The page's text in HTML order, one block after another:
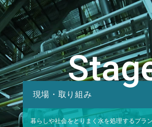
現場・取り組み
暮らしや社会をとりまく水を処理するプラ